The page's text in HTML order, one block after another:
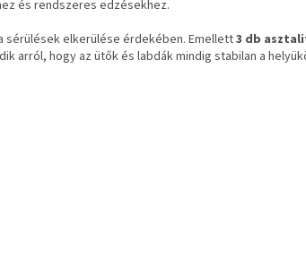
és rendszeres edzésekhez.
elkerülése érdekében. Emellett3 db
arról, hogy az ütők és labdák mindig stabilan a